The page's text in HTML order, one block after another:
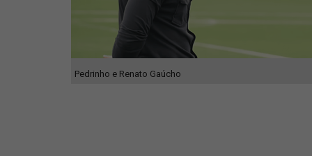
Pedrinho e Renato Gaúcho